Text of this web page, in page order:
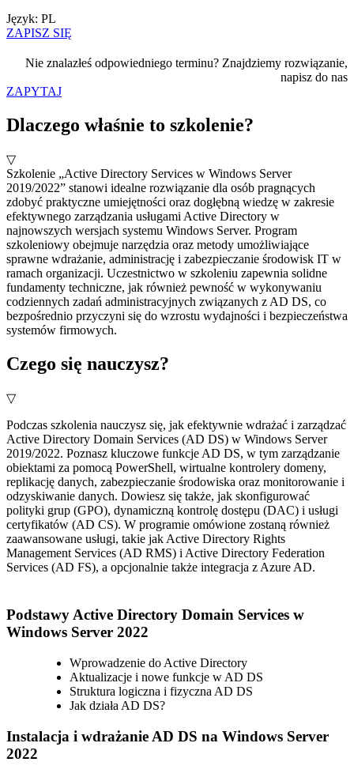
Język: PL
ZAPISZ SIĘ
Nie znalazłeś odpowiedniego terminu? Znajdziemy rozwiązanie,
napisz do nas
ZAPYTAJ
Dlaczego właśnie to szkolenie?
▽
Szkolenie „Active Directory Services w Windows Server
2019/2022” stanowi idealne rozwiązanie dla osób pragnących
zdobyć praktyczne umiejętności oraz dogłębną wiedzę w zakresie
efektywnego zarządzania usługami Active Directory w
najnowszych wersjach systemu Windows Server. Program
szkoleniowy obejmuje narzędzia oraz metody umożliwiające
sprawne wdrażanie, administrację i zabezpieczanie środowisk IT w
ramach organizacji. Uczestnictwo w szkoleniu zapewnia solidne
fundamenty techniczne, jak również pewność w wykonywaniu
codziennych zadań administracyjnych związanych z AD DS, co
bezpośrednio przyczyni się do wzrostu wydajności i bezpieczeństwa
systemów firmowych.
Czego się nauczysz?
▽
Podczas szkolenia nauczysz się, jak efektywnie wdrażać i zarządzać
Active Directory Domain Services (AD DS) w Windows Server
2019/2022. Poznasz kluczowe funkcje AD DS, w tym zarządzanie
obiektami za pomocą PowerShell, wirtualne kontrolery domeny,
replikację danych, zabezpieczanie środowiska oraz monitorowanie i
odzyskiwanie danych. Dowiesz się także, jak skonfigurować
polityki grup (GPO), dynamiczną kontrolę dostępu (DAC) i usługi
certyfikatów (AD CS). W programie omówione zostaną również
zaawansowane usługi, takie jak Active Directory Rights
Management Services (AD RMS) i Active Directory Federation
Services (AD FS), a opcjonalnie także integracja z Azure AD.
Podstawy Active Directory Domain Services w
Windows Server 2022
Wprowadzenie do Active Directory
Aktualizacje i nowe funkcje w AD DS
Struktura logiczna i fizyczna AD DS
Jak działa AD DS?
Instalacja i wdrażanie AD DS na Windows Server
2022